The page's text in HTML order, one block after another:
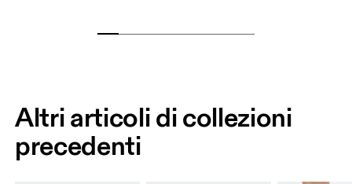
Altri articoli di collezioni
precedenti